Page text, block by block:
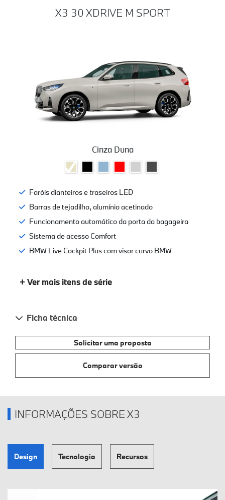
X3 30 XDRIVE M SPORT
Cinza Duna
Faróis dianteiros e traseiros LED
Barras de tejadilho, alumínio acetinado
Funcionamento automático da porta da bagageira
Sistema de acesso Comfort
BMW Live Cockpit Plus com visor curvo BMW
+ Ver mais itens de série
Ficha técnica
Solicitar uma proposta
Comparar versão
INFORMAÇÕES SOBRE X3
Design Tecnologia Recursos